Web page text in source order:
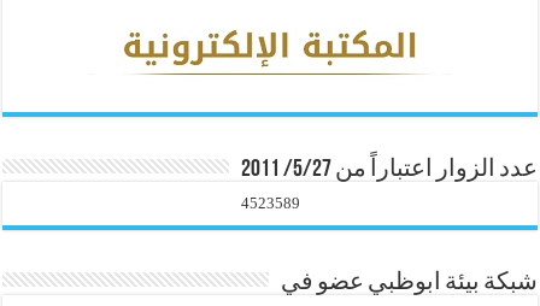
عدد الزوار اعتباراً من 5/27/ 2011
4523589
شبكة بيئة ابوظبي عضو في